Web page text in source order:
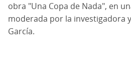
obra "Una Copa de Nada", en
moderada por la investigadora
García.